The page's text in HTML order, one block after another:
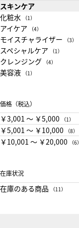
スキンケア
化粧水
（1）
アイケア （4）
モイスチャライザー （3）
スペシャルケア （1）
クレンジング （4）
美容液 （1）
価格（税込）
￥3,001 〜 ￥5,000 （1）
￥5,001 〜 ￥10,000 （8）
￥10,001 〜 ￥20,000 （6）
在庫状況
在庫のある商品 （11）